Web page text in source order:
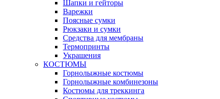
Шапки и гейторы
Варежки
Поясные сумки
Рюкзаки и сумки
Средства для мембраны
Термопринты
Украшения
КОСТЮМЫ
Горнолыжные костюмы
Горнолыжные комбинезоны
Костюмы для треккинга